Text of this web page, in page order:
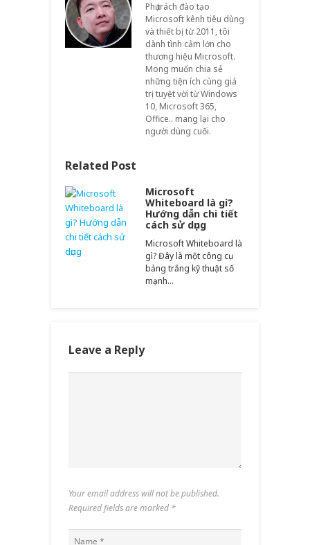
Phụ trách đào tạo
Microsoft kênh tiêu dùng
và thiết bị từ 2011, tôi
dành tình cảm lớn cho
thương hiệu Microsoft.
Mong muốn chia sẻ
những tiện ích cùng giá
trị tuyệt vời từ Windows
10, Microsoft 365,
Office.. mang lại cho
người dùng cuối.
Related Post
Microsoft
Whiteboard là gì?
Hướng dẫn chi tiết
cách sử dụng
Microsoft Whiteboard là
gì? Đây là một công cụ
bảng trắng kỹ thuật số
mạnh…
Leave a Reply
Your email address will not be published.
Required fields are marked *